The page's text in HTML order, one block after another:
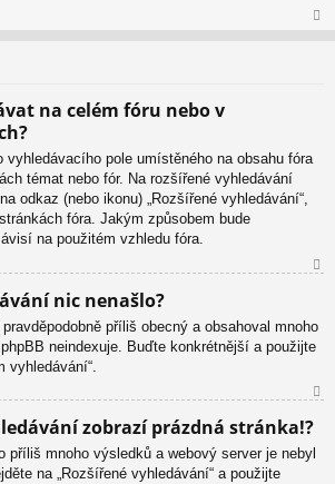
na celém fóru nebo v
vyhledávacího pole umístěného na obsahu fóra
témat nebo fór. Na rozšířené vyhledávání
odkaz (nebo ikonu) „Rozšířené vyhledávání“,
fóra. Jakým způsobem bude
na použitém vzhledu fóra.
or
u
nic nenašlo?
příliš obecný a obsahoval mnoho
neindexuje. Buďte konkrétnější a použijte
vyhledávání“.
ah
or
zobrazí prázdná stránka!?
příliš mnoho výsledků a webový server je nebyl
na „Rozšířené vyhledávání“ a použijte